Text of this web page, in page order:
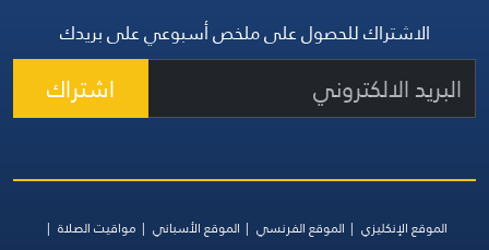
الاشتراك للحصول على ملخص أسبوعي على بريدك
اشتراك
الموقع الإنكليزي الموقع الفرنسي الموقع الأسباني
مواقيت الصلاة